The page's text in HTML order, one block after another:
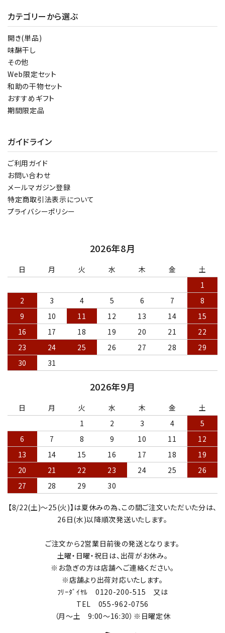
カテゴリーから選ぶ
開き(単品)
味醂干し
その他
Web限定セット
和助の干物セット
おすすめギフト
期間限定品
ガイドライン
ご利用ガイド
お問い合わせ
メールマガジン登録
特定商取引法表示について
プライバシーポリシー
2026年8月
日 月 火 水 木 金
土
1
2
3 4 5 6 7
8
9
10 11 12 13 14
15
16
17 18 19 20 21
22
23
24 25 26 27 28
29
30
31
2026年9月
日 月 火 水 木 金
土
1
2 3 4
5
6
7 8 9 10 11
12
13
14 15 16 17 18
19
20
21 22 23 24 25
26
27
28 29 30
【8/22(土)～25(火)】は夏休みの為、この間ご注文いただいた分は、
26日(水)以降順次発送いたします。
ご注文から2営業日前後の発送となります。
土曜・日曜・祝日は、出荷がお休み。
※お急ぎの方は店舗へご連絡ください。
※店舗より出荷対応いたします。
ﾌﾘｰﾀﾞｲﾔﾙ 0120-200-515 又は
TEL 055-962-0756
（月～土 9:00～16:30）※日曜定休